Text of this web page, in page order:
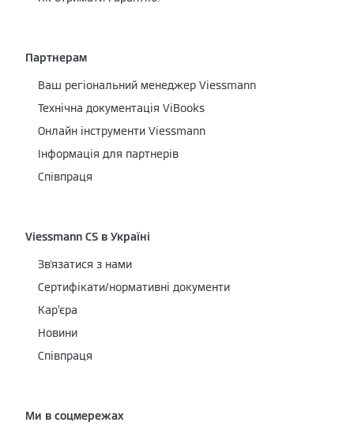
Партнерам
Ваш регіональний менеджер Viessmann
Технічна документація ViBooks
Онлайн інструменти Viessmann
Інформація для партнерів
Співпраця
Viessmann CS в Україні
Зв'язатися з нами
Сертифікати/нормативні документи
Кар’єра
Новини
Співпраця
Ми в соцмережах